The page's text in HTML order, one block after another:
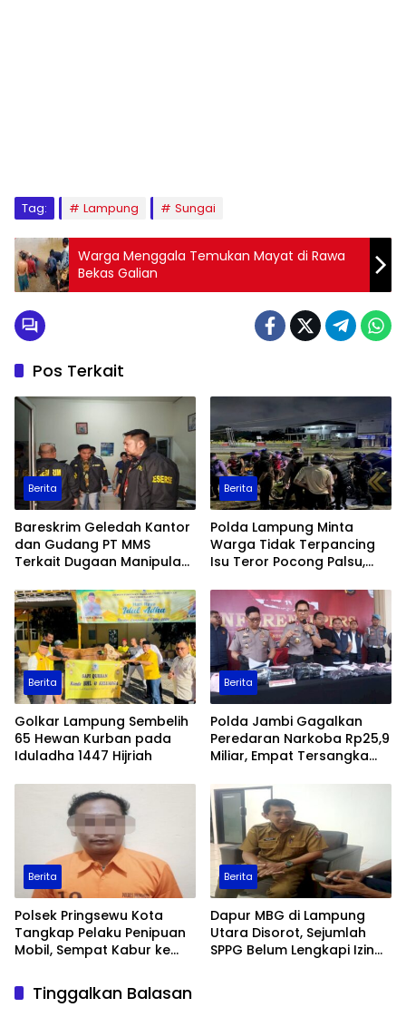
Tag: Lampung Sungai
Warga Menggala Temukan Mayat di Rawa
Bekas Galian
Pos Terkait
Berita
Bareskrim Geledah Kantor
dan Gudang PT MMS
Terkait Dugaan Manipulasi
Berita
Polda Lampung Minta
Warga Tidak Terpancing
Isu Teror Pocong Palsu,
Ditingkatkan
Berita
Golkar Lampung Sembelih
65 Hewan Kurban pada
Iduladha 1447 Hijriah
Berita
Polda Jambi Gagalkan
Peredaran Narkoba Rp25,9
Miliar, Empat Tersangka
Berita
Polsek Pringsewu Kota
Tangkap Pelaku Penipuan
Mobil, Sempat Kabur ke
Berita
Dapur MBG di Lampung
Utara Disorot, Sejumlah
SPPG Belum Lengkapi Izin
Tinggalkan Balasan